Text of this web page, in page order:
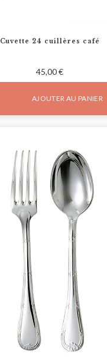
Cuvette 24 cuillères café
45,00 €
AJOUTER AU PANIER